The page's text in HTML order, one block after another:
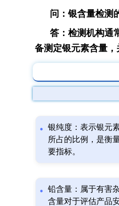
问：银含量检测
答：检测机构通
备测定银元素含量，
银纯度：表示银元
所占的比例，是衡
要指标。
铅含量：属于有害
含量对于评估产品